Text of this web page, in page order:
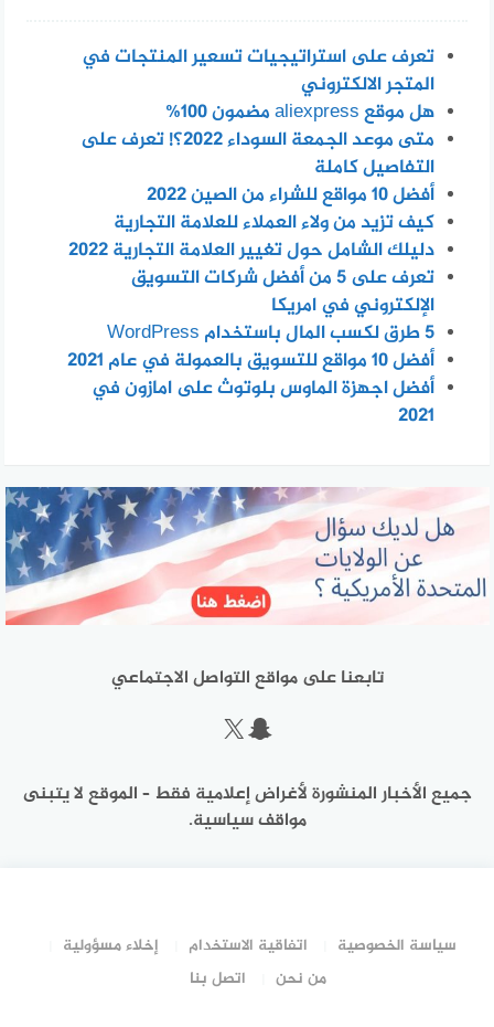
تعرف على استراتيجيات تسعير المنتجات في
المتجر الالكتروني
هل موقع aliexpress مضمون 100%
متى موعد الجمعة السوداء 2022؟! تعرف على
التفاصيل كاملة
أفضل 10 مواقع للشراء من الصين 2022
كيف تزيد من ولاء العملاء للعلامة التجارية
دليلك الشامل حول تغيير العلامة التجارية 2022
تعرف على 5 من أفضل شركات التسويق
الإلكتروني في امريكا
5 طرق لكسب المال باستخدام WordPress
أفضل 10 مواقع للتسويق بالعمولة في عام 2021
أفضل اجهزة الماوس بلوتوث على امازون في
2021
تابعنا على مواقع التواصل الاجتماعي
سناب شات
إكس
جميع الأخبار المنشورة لأغراض إعلامية فقط – الموقع لا يتبنى
مواقف سياسية.
سياسة الخصوصية اتفاقية الاستخدام
إخلاء مسؤولية
من نحن
اتصل بنا